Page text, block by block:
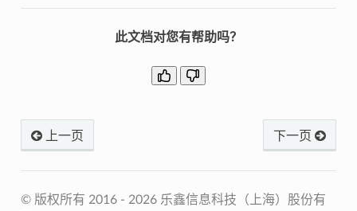
此文档对您有帮助吗？
上一页 下一页
© 版权所有 2016 - 2026 乐鑫信息科技（上海）股份有